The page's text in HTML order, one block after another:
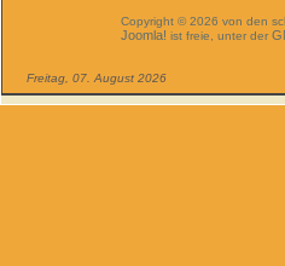
Copyright © 2026 von den
Joomla! ist freie, unter der
Freitag, 07. August 2026